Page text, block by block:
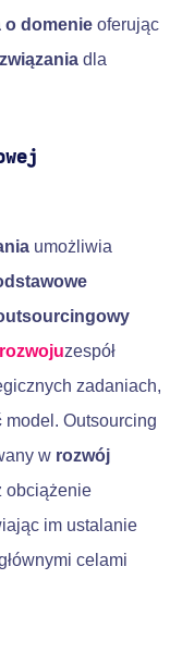
o domenie oferując
dla
umożliwia
zespół
zadaniach,
model. Outsourcing
w rozwój
obciążenie
im ustalanie
celami